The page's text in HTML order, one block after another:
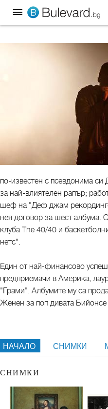
по-известен с псевдонима
за най-влиятелен рапър;
шеф на "Деф джам
нея договор за шест албума.
клуба The 40/40 и
нетс".
Eдин от най-финансово
предприемачи в Америка,
"Грами". Албумите му са
Женен за поп дивата Бийонсе
НАЧАЛО СНИМКИ
СНИМКИ